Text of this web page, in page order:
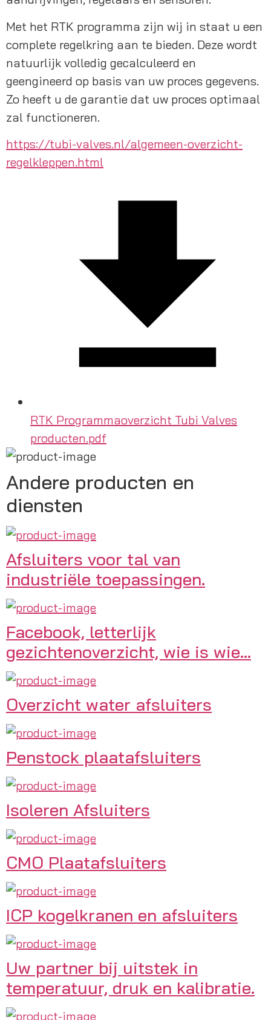
Met het RTK programma zijn wij in staat u een
complete regelkring aan te bieden. Deze wordt
natuurlijk volledig gecalculeerd en
geengineerd op basis van uw proces gegevens.
Zo heeft u de garantie dat uw proces optimaal
zal functioneren.
https://tubi-valves.nl/algemeen-overzicht-
regelkleppen.html
RTK Programmaoverzicht Tubi Valves
producten.pdf
Andere producten en
diensten
Afsluiters voor tal van
industriële toepassingen.
Facebook, letterlijk
gezichtenoverzicht, wie is wie...
Overzicht water afsluiters
Penstock plaatafsluiters
Isoleren Afsluiters
CMO Plaatafsluiters
ICP kogelkranen en afsluiters
Uw partner bij uitstek in
temperatuur, druk en kalibratie.